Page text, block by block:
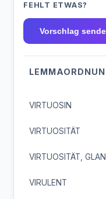
FEHLT ETWAS?
Vorschlag
VIRTUOSIN
VIRTUOSITÄT
VIRTUOSITÄT,
VIRULENT